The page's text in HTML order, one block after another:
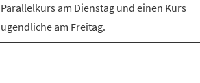
am Dienstag und einen Kurs
am Freitag.